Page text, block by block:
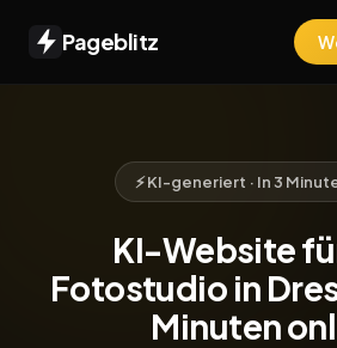
Pageblitz
⚡ KI-generiert · In 3
KI-Website
Fotostudio in
Minuten